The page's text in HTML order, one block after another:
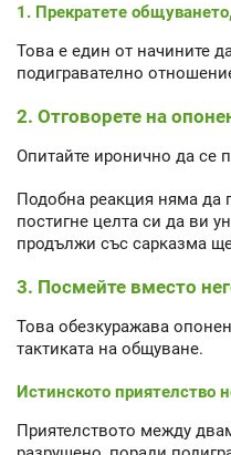
1. Прекратете
Това е един от начините
подигравателно
2. Отговорете на
Опитайте иронично да се
Подобна реакция няма да
постигне целта си да ви
продължи със сарказма
3. Посмейте вместо
Това обезкуражава
тактиката на общуване.
Истинското приятелство
Приятелството между